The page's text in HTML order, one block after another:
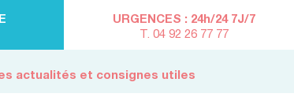
URGENCES : 24h/24 7J/7
T. 04 92 26 77 77
actualités et consignes utiles